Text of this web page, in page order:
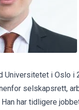
Universitetet i Oslo i
selskapsrett,
har tidligere